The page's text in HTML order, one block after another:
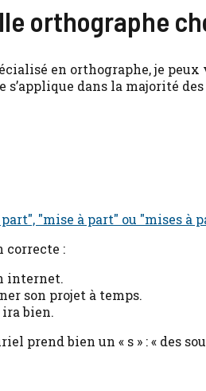
orthographe
en orthographe, je
s’applique dans la majorité
"mise à part" ou "mises à
correcte :
internet.
son projet à temps.
bien.
prend bien un « s » : « des